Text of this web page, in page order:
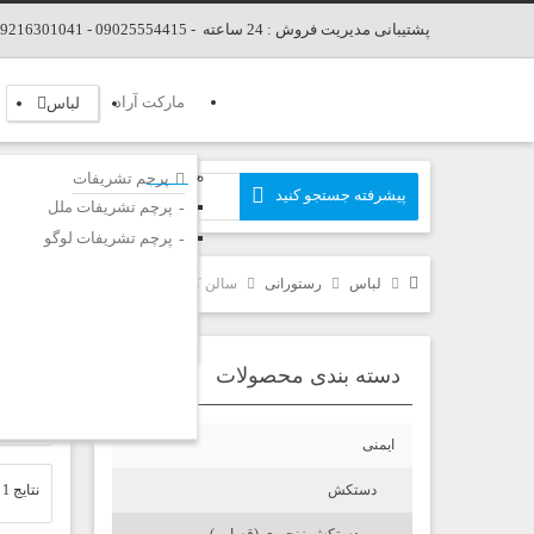
پشتیبانی مدیریت فروش : 24 ساعته - 09025554415 - 09216301041 - 02166678346
مارکت آراد لباس
پرچم تشریفات
پرچم تشریفات ملل
پرچم تشریفات لوگو
لباس رستورانی سالن کار
دسته بندی محصولات
ایمنی
دستکش نتایج 1 تا 1 از کل 1 نتیجه